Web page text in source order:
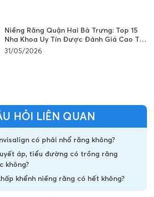
Niềng Răng Quận Hai Bà Trưng: Top 15
Nha Khoa Uy Tín Được Đánh Giá Cao Tại
Hà Nội
31/05/2026